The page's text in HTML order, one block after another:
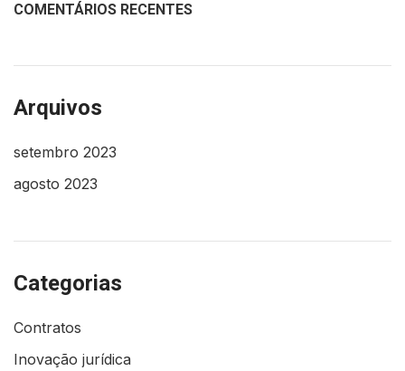
COMENTÁRIOS RECENTES
Arquivos
setembro 2023
agosto 2023
Categorias
Contratos
Inovação jurídica